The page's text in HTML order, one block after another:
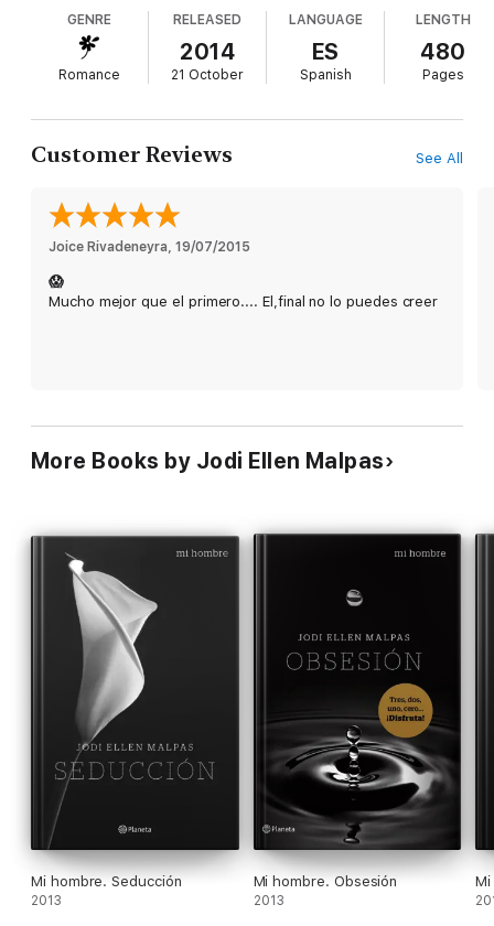
Siempre hay un momento para la pasión.
GENRE
Romance
RELEASED
2014
21 October
LANGUAGE
ES
Spanish
LENGTH
480
Pages
Customer Reviews See All
Joice Rivadeneyra 19/07/2015
😱
Mucho mejor que el primero.... El,final no lo puedes creer
More Books by Jodi Ellen Malpas
Mi hombre. Seducción
2013
Mi hombre. Obsesión
2013
Mi